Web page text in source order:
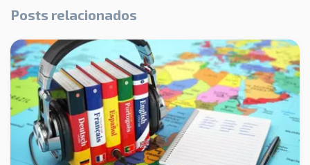
Posts relacionados